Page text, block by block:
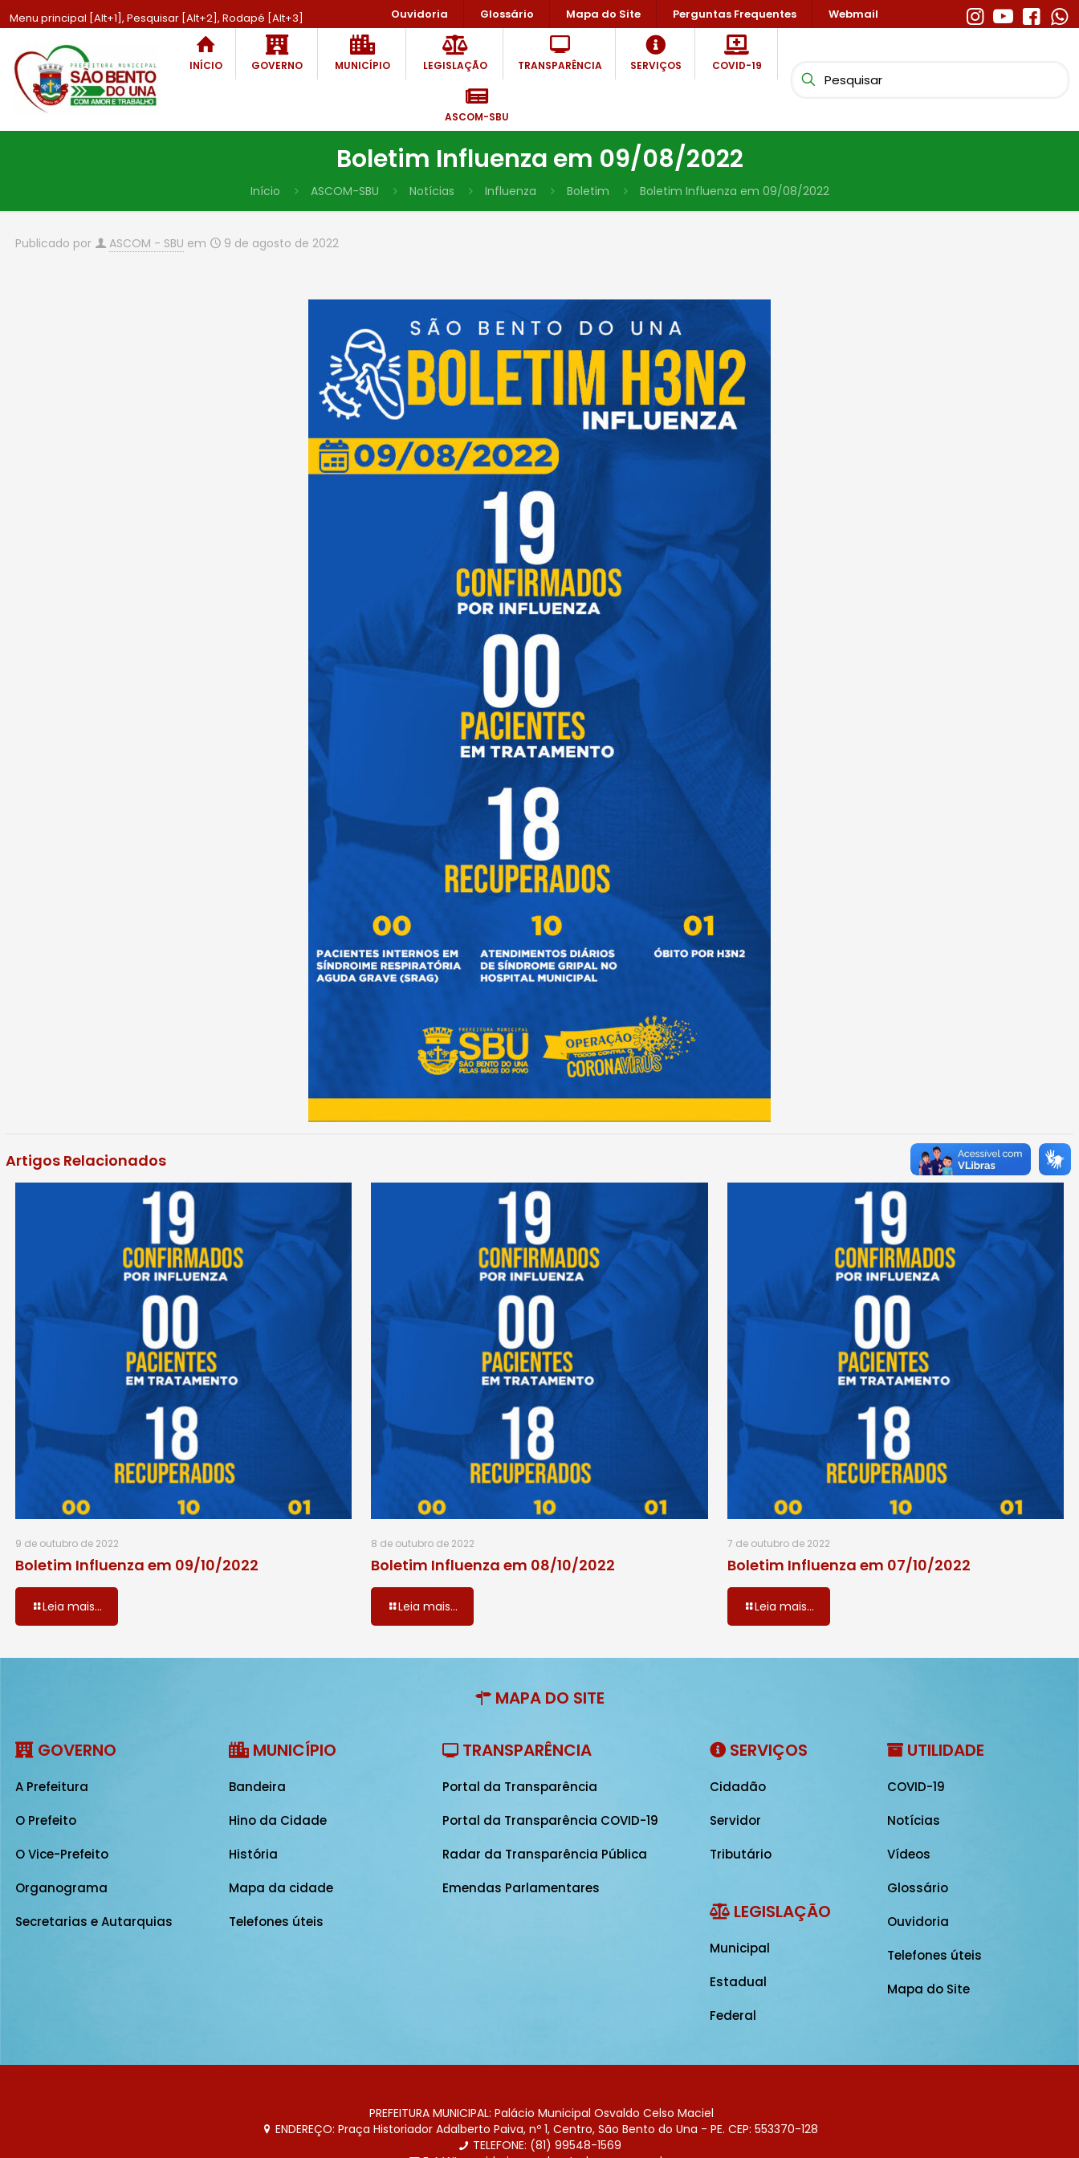
Menu principal [Alt+1], Pesquisar [Alt+2], Rodapé [Alt+3] Ouvidoria Glossário Mapa do Site Perguntas Frequentes Webmail
INÍCIO GOVERNO MUNICÍPIO LEGISLAÇÃO TRANSPARÊNCIA SERVIÇOS COVID-19
ASCOM-SBU
Boletim Influenza em 09/08/2022
Início ASCOM-SBU Notícias Influenza Boletim Boletim Influenza em 09/08/2022
Publicado por ASCOM - SBU em 9 de agosto de 2022
Artigos Relacionados
9 de outubro de 2022
Boletim Influenza em 09/10/2022
Leia mais...
8 de outubro de 2022
Boletim Influenza em 08/10/2022
Leia mais...
7 de outubro de 2022
Boletim Influenza em 07/10/2022
Leia mais...
MAPA DO SITE
GOVERNO
A Prefeitura
O Prefeito
O Vice-Prefeito
Organograma
Secretarias e Autarquias
MUNICÍPIO
Bandeira
Hino da Cidade
História
Mapa da cidade
Telefones úteis
TRANSPARÊNCIA
Portal da Transparência
Portal da Transparência COVID-19
Radar da Transparência Pública
Emendas Parlamentares
SERVIÇOS
Cidadão
Servidor
Tributário
LEGISLAÇÃO
Municipal
Estadual
Federal
UTILIDADE
COVID-19
Notícias
Vídeos
Glossário
Ouvidoria
Telefones úteis
Mapa do Site
PREFEITURA MUNICIPAL: Palácio Municipal Osvaldo Celso Maciel
ENDEREÇO: Praça Historiador Adalberto Paiva, nº 1, Centro, São Bento do Una - PE. CEP: 553370-128
TELEFONE: (81) 99548-1569